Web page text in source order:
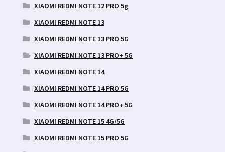
XIAOMI REDMI NOTE 12 PRO 5g
XIAOMI REDMI NOTE 13
XIAOMI REDMI NOTE 13 PRO 5G
XIAOMI REDMI NOTE 13 PRO+ 5G
XIAOMI REDMI NOTE 14
XIAOMI REDMI NOTE 14 PRO 5G
XIAOMI REDMI NOTE 14 PRO+ 5G
XIAOMI REDMI NOTE 15 4G/5G
XIAOMI REDMI NOTE 15 PRO 5G